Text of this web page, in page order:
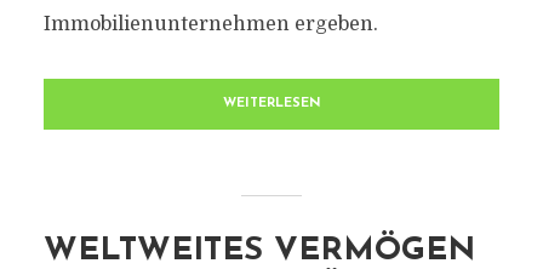
Immobilienunternehmen ergeben.
WEITERLESEN
WELTWEITES VERMÖGEN